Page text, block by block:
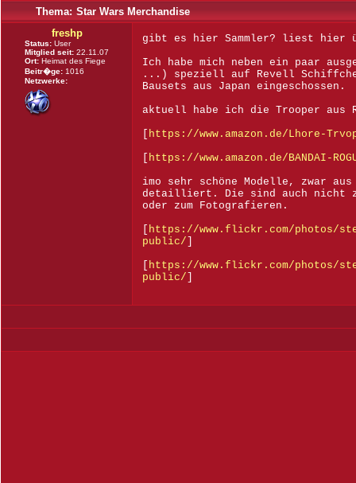
Thema: Star Wars Merchandise
freshp
Status: User
Mitglied seit: 22.11.07
Ort: Heimat des Fiege
Beitr�ge: 1016
Netzwerke:
gibt es hier Sammler? liest hier
Ich habe mich neben ein paar
...) speziell auf Revell
Bausets aus Japan eingeschossen.
aktuell habe ich die Trooper aus
https://www.amazon.de/Lhore-
https://www.amazon.de/BANDAI-
imo sehr schöne Modelle, zwar
detailliert. Die sind auch nicht
oder zum Fotografieren.
https://www.flickr.com/photos/
public/
https://www.flickr.com/photos/
public/